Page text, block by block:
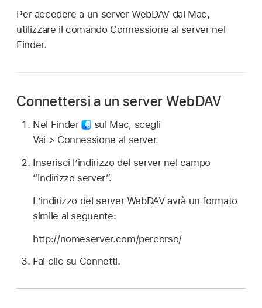
Per accedere a un server WebDAV dal Mac,
utilizzare il comando Connessione al server nel
Finder.
Connettersi a un server WebDAV
Nel Finder
sul Mac, scegli
Vai > Connessione al server.
Inserisci l’indirizzo del server nel campo
“Indirizzo server”.
L’indirizzo del server WebDAV avrà un formato
simile al seguente:
http://nomeserver.com/percorso/
Fai clic su Connetti.